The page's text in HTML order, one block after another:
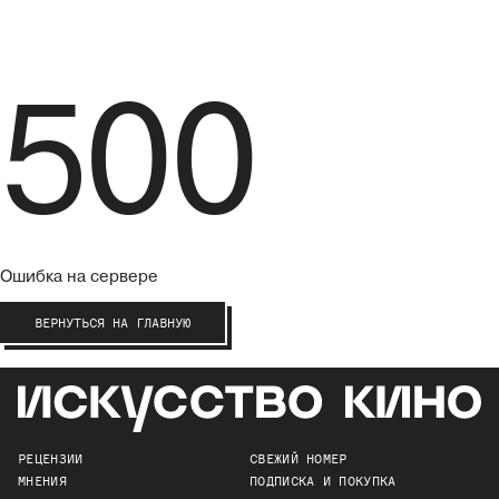
500
Ошибка на сервере
ВЕРНУТЬСЯ НА ГЛАВНУЮ
РЕЦЕНЗИИ
МНЕНИЯ
СВЕЖИЙ НОМЕР
ПОДПИСКА И ПОКУПКА